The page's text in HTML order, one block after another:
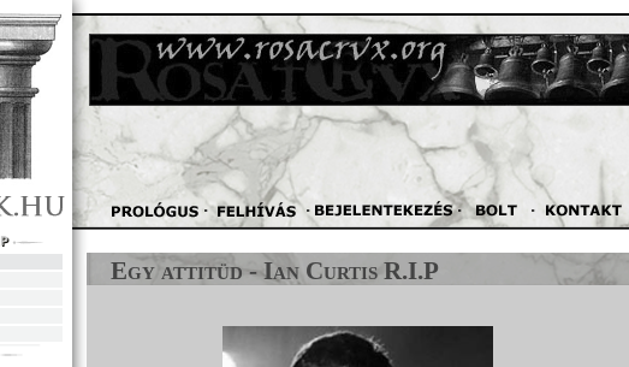
Jump to navigation
Egy attitüd - Ian Curtis R.I.P